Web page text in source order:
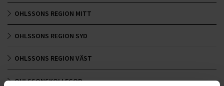
OHLSSONS REGION MITT
OHLSSONS REGION SYD
OHLSSONS REGION VÄST
OHLSSONSKOLLEGOR